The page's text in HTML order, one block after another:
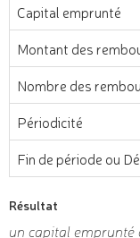
Capital emprunté
Montant des
Nombre des
Périodicité
Fin de période ou
Résultat
un capital